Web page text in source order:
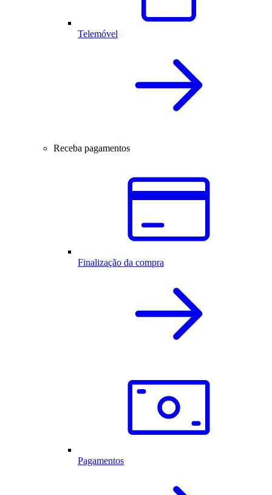
Telemóvel
Receba pagamentos
Finalização da compra
Pagamentos